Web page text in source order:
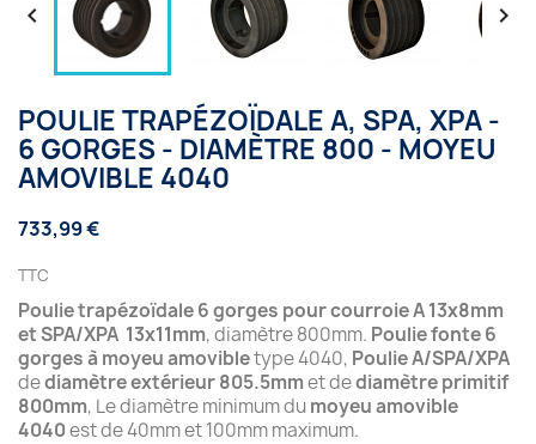
 
POULIE TRAPÉZOÏDALE A, SPA, XPA -
6 GORGES - DIAMÈTRE 800 - MOYEU
AMOVIBLE 4040
733,99 €
TTC
Poulie trapézoïdale 6 gorges pour courroie A 13x8mm
et SPA/XPA 13x11mm, diamètre 800mm. Poulie fonte 6
gorges à moyeu amovibletype 4040, Poulie A/SPA/XPA
dediamètre extérieur 805.5mmet dediamètre primitif
800mm, Le diamètre minimum dumoyeu amovible
4040est de 40mm et 100mm maximum.